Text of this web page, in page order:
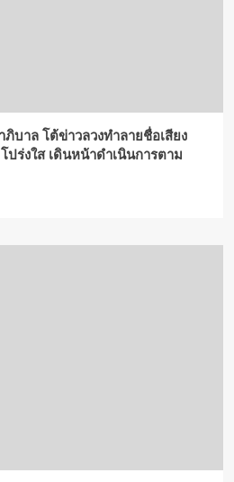
บาล โต้ข่าวลวงทำลายชื่อเสียง
ปร่งใส เดินหน้าดำเนินการตาม